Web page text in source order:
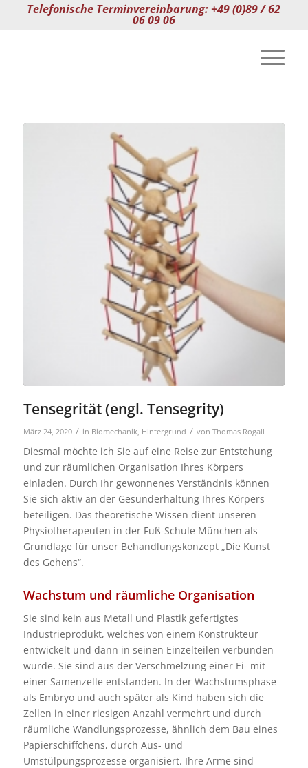
Telefonische Terminvereinbarung: +49 (0)89 / 62
06 09 06
Tensegrität (engl. Tensegrity)
März 24, 2020 / in Biomechanik Hintergrund / von Thomas Rogall
Diesmal möchte ich Sie auf eine Reise zur Entstehung
und zur räumlichen Organisation Ihres Körpers
einladen. Durch Ihr gewonnenes Verständnis können
Sie sich aktiv an der Gesunderhaltung Ihres Körpers
beteiligen. Das theoretische Wissen dient unseren
Physiotherapeuten in der Fuß-Schule München als
Grundlage für unser Behandlungskonzept „Die Kunst
des Gehens“.
Wachstum und räumliche Organisation
Sie sind kein aus Metall und Plastik gefertigtes
Industrieprodukt, welches von einem Konstrukteur
entwickelt und dann in seinen Einzelteilen verbunden
wurde. Sie sind aus der Verschmelzung einer Ei- mit
einer Samenzelle entstanden. In der Wachstumsphase
als Embryo und auch später als Kind haben sich die
Zellen in einer riesigen Anzahl vermehrt und durch
räumliche Wandlungsprozesse, ähnlich dem Bau eines
Papierschiffchens, durch Aus- und
Umstülpungsprozesse organisiert. Ihre Arme sind